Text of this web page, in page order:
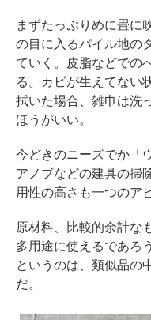
まずたっぷりめに畳に
の目に入るパイル地の
ていく。皮脂などでの
る。カビが生えてない
拭いた場合、雑巾は洗
ほうがいい。
今どきのニーズでか「
アノブなどの建具の掃
用性の高さも一つのア
原材料、比較的余計な
多用途に使えるであろ
というのは、類似品の
だ。